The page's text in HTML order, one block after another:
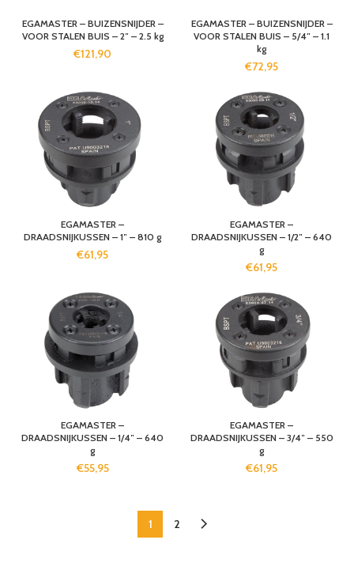
EGAMASTER – BUIZENSNIJDER –
VOOR STALEN BUIS – 2″ – 2.5 kg
€121,90
EGAMASTER – BUIZENSNIJDER –
VOOR STALEN BUIS – 5/4″ – 1.1
kg
€72,95
EGAMASTER –
DRAADSNIJKUSSEN – 1″ – 810 g
€61,95
EGAMASTER –
DRAADSNIJKUSSEN – 1/2″ – 640
g
€61,95
EGAMASTER –
DRAADSNIJKUSSEN – 1/4″ – 640
g
€55,95
EGAMASTER –
DRAADSNIJKUSSEN – 3/4″ – 550
g
€61,95
1 2